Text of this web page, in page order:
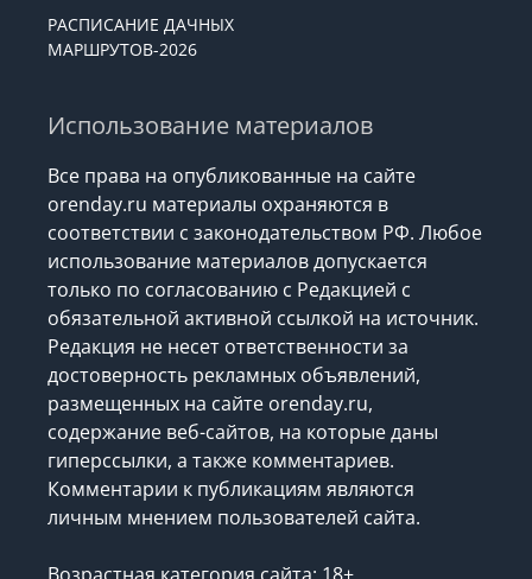
РАСПИСАНИЕ ДАЧНЫХ
МАРШРУТОВ-2026
Использование материалов
Все права на опубликованные на сайте
orenday.ru материалы охраняются в
соответствии с законодательством РФ. Любое
использование материалов допускается
только по согласованию с Редакцией с
обязательной активной ссылкой на источник.
Редакция не несет ответственности за
достоверность рекламных объявлений,
размещенных на сайте orenday.ru,
содержание веб-сайтов, на которые даны
гиперссылки, а также комментариев.
Комментарии к публикациям являются
личным мнением пользователей сайта.